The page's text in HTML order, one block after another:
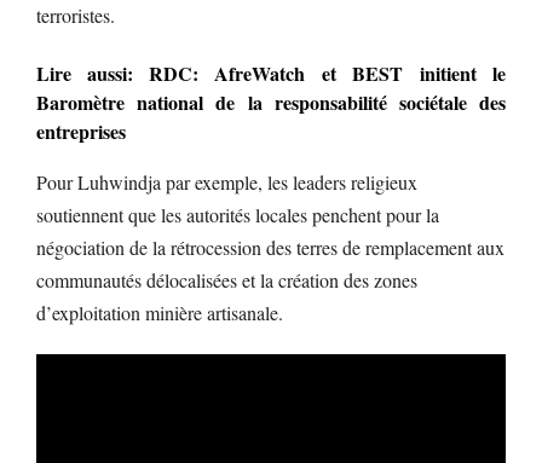
terroristes.
Lire aussi: RDC: AfreWatch et BEST initient le
Baromètre national de la responsabilité sociétale des
entreprises
Pour Luhwindja par exemple, les leaders religieux
soutiennent que les autorités locales penchent pour la
négociation de la rétrocession des terres de remplacement aux
communautés délocalisées et la création des zones
d’exploitation minière artisanale.